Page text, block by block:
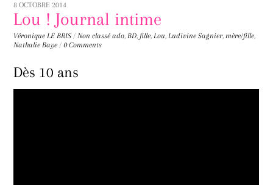
8 OCTOBRE 2014
Lou ! Journal intime
Véronique LE BRIS / Non classé ado,BD, fille,Lou,Ludivine Sagnier,mère/fille,
Nathalie Baye / 0 Comments
Dès 10 ans